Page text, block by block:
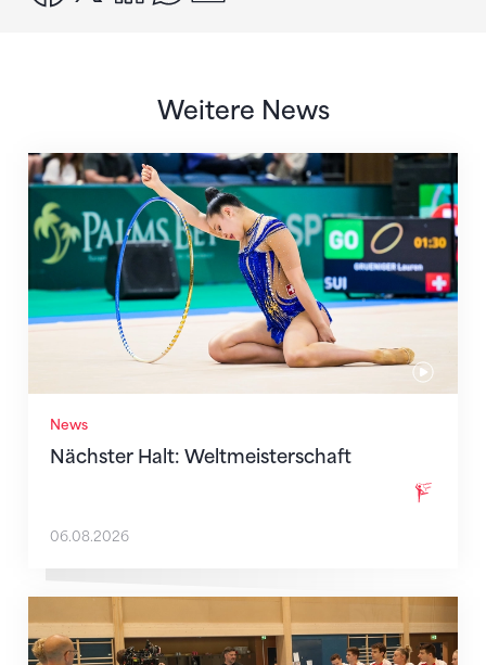
Weitere News
News
Nächster Halt: Weltmeisterschaft
Nächster Halt: Weltmeisterschaft
06.08.2026
Mit klaren Zielen nach Zagreb